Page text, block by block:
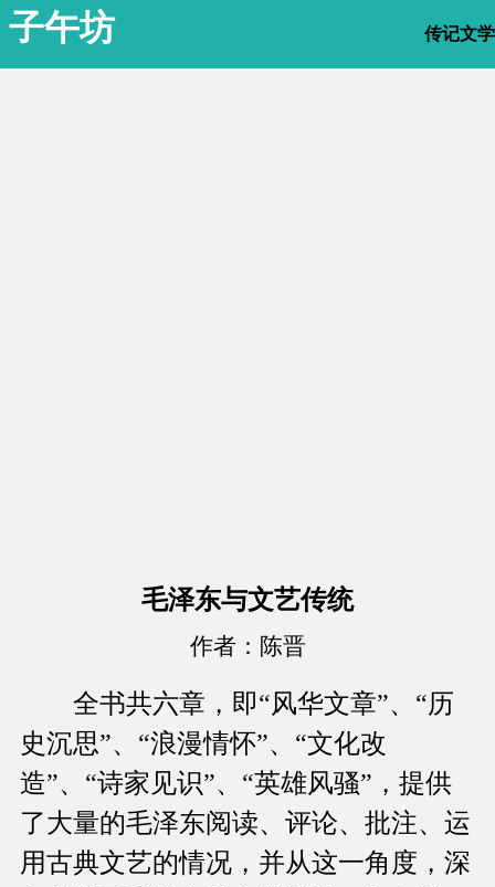
子午坊 传记文学
毛泽东与文艺传统
作者：陈晋
全书共六章，即“风华文章”、“历
史沉思”、“浪漫情怀”、“文化改
造”、“诗家见识”、“英雄风骚”，提供
了大量的毛泽东阅读、评论、批注、运
用古典文艺的情况，并从这一角度，深